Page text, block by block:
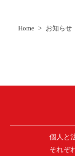
Home お知らせ
個人と
それぞ